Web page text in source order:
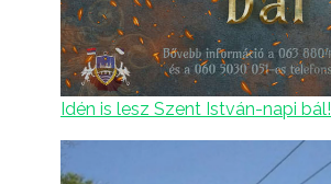
Idén is lesz Szent István-napi bál!